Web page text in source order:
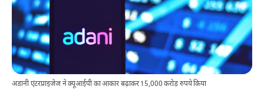
अडानी एंटरप्राइजेज ने क्यूआईपी का आकार बढ़ाकर 15,000 करोड़ रुपये किया